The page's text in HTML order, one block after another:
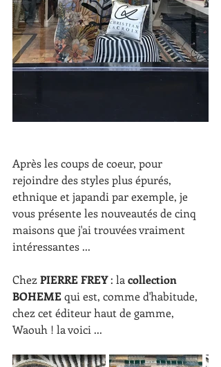
Après les coups de coeur, pour
rejoindre des styles plus épurés,
ethnique et japandi par exemple, je
vous présente les nouveautés de cinq
maisons que j'ai trouvées vraiment
intéressantes ...
Chez PIERRE FREY : la collection
BOHEME qui est, comme d'habitude,
chez cet éditeur haut de gamme,
Waouh ! la voici ...